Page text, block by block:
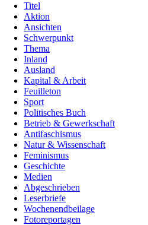
Titel
Aktion
Ansichten
Schwerpunkt
Thema
Inland
Ausland
Kapital & Arbeit
Feuilleton
Sport
Politisches Buch
Betrieb & Gewerkschaft
Antifaschismus
Natur & Wissenschaft
Feminismus
Geschichte
Medien
Abgeschrieben
Leserbriefe
Wochenendbeilage
Fotoreportagen